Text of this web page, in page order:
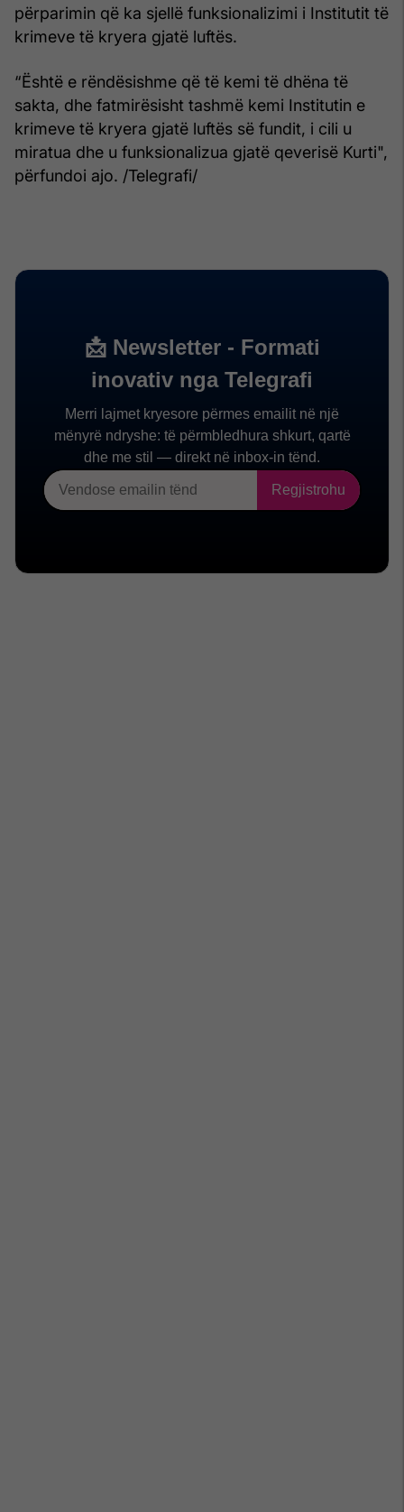
përparimin që ka sjellë funksionalizimi i Institutit të
krimeve të kryera gjatë luftës.
“Është e rëndësishme që të kemi të dhëna të
sakta, dhe fatmirësisht tashmë kemi Institutin e
krimeve të kryera gjatë luftës së fundit, i cili u
miratua dhe u funksionalizua gjatë qeverisë Kurti",
përfundoi ajo. /Telegrafi/